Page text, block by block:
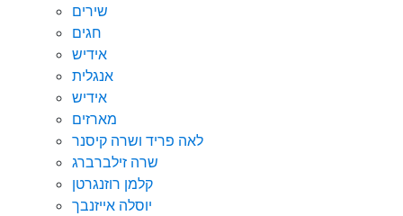
שירים
חגים
אידיש
אנגלית
אידיש
מארזים
לאה פריד ושרה קיסנר
שרה זילברברג
קלמן רוזנגרטן
יוסלה אייזנבך